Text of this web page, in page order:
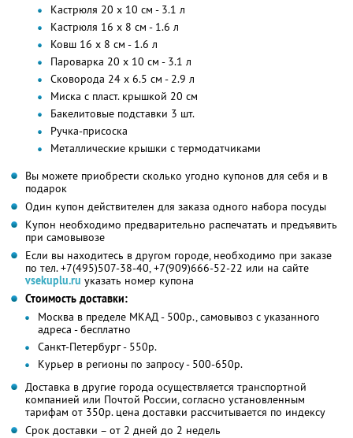
Кастрюля 20 x 10 см - 3.1 л
Кастрюля 16 x 8 см - 1.6 л
Ковш 16 x 8 см - 1.6 л
Пароварка 20 x 10 см - 3.1 л
Сковорода 24 x 6.5 см - 2.9 л
Миска с пласт. крышкой 20 см
Бакелитовые подставки 3 шт.
Ручка-присоска
Металлические крышки с термодатчиками
Вы можете приобрести сколько угодно купонов для себя и в
подарок
Один купон действителен для заказа одного набора посуды
Купон необходимо предварительно распечатать и предъявить
при самовывозе
Если вы находитесь в другом городе, необходимо при заказе
по тел. +7(495)507-38-40, +7(909)666-52-22 или на сайте
vsekuplu.ru указать номер купона
Стоимость доставки:
Москва в пределе МКАД - 500р., самовывоз с указанного
адреса - бесплатно
Санкт-Петербург - 550р.
Курьер в регионы по запросу - 500-650р.
Доставка в другие города осуществляется транспортной
компанией или Почтой России, согласно установленным
тарифам от 350р. цена доставки рассчитывается по индексу
Срок доставки – от 2 дней до 2 недель